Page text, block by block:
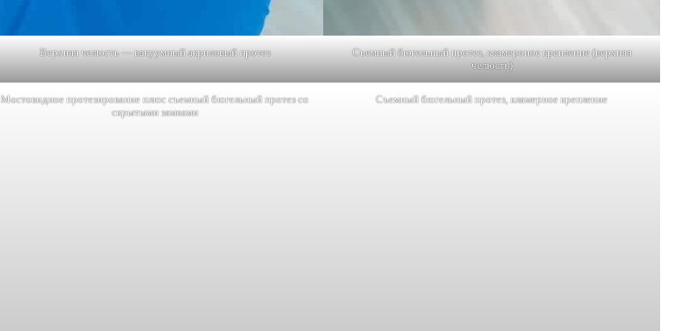
Верхняя челюсть — вакуумный акриловый протез
Съемный бюгельный протез, кламероное крепление (верхняя
челюсть)
Мостовидное протезирование плюс съемный бюгельный протез со
скрытыми замками
Съемный бюгельный протез, кламерное крепление